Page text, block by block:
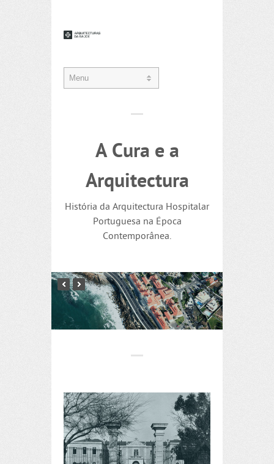
A Cura e a
Arquitectura
História da Arquitectura Hospitalar
Portuguesa na Época
Contemporânea.